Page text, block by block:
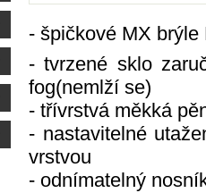
- špičkové MX
- tvrzené sklo
fog(nemlží se)
- třívrstvá měkká
- nastavitelné
vrstvou
- odnímatelný